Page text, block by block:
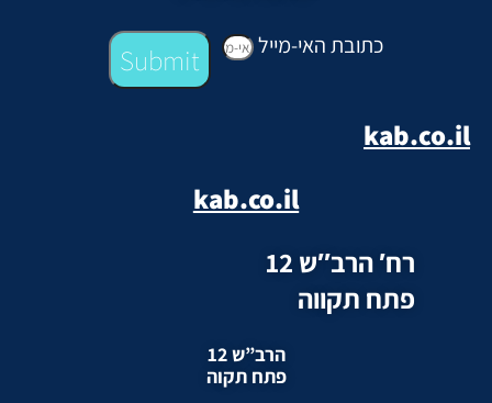
כתובת האי-מייל
Submit
kab.co.il
kab.co.il
רח′ הרב″ש 12
פתח תקווה
הרב”ש 12
פתח תקוה